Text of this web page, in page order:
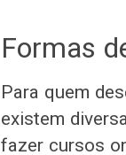
Formas
Para quem
existem
fazer cursos